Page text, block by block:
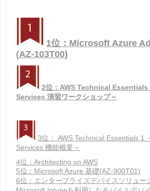
1位：Microsoft Azure
(AZ-103T00)
2位：AWS Technical Essentials
Services 演習ワークショップ～
3位： AWS Technical Essentials 1
Services 機能概要～
4位：Architecting on AWS
5位：Microsoft Azure 基礎(AZ-900T01)
6位：エンタープライズデバイスソリュー